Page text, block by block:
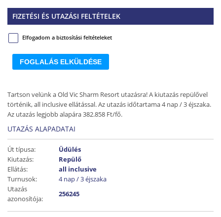
FIZETÉSI ÉS UTAZÁSI FELTÉTELEK
Elfogadom a biztosítási feltételeket
FOGLALÁS ELKÜLDÉSE
Tartson velünk a Old Vic Sharm Resort utazásra! A kiutazás repülővel
történik, all inclusive ellátással. Az utazás időtartama 4 nap / 3 éjszaka.
Az utazás legjobb alapára 382.858 Ft/fő.
UTAZÁS ALAPADATAI
Út típusa:
Üdülés
Kiutazás:
Repülő
Ellátás:
all inclusive
Turnusok:
4 nap / 3 éjszaka
Utazás
azonosítója:
256245